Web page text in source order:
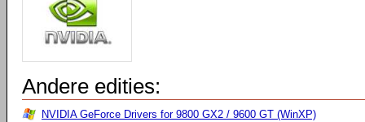
Andere edities:
NVIDIA GeForce Drivers for 9800 GX2 / 9600 GT (WinXP)